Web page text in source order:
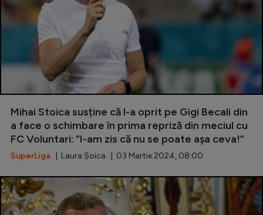
Mihai Stoica susține că l-a oprit pe Gigi Becali din
a face o schimbare în prima repriză din meciul cu
FC Voluntari: ”I-am zis că nu se poate așa ceva!”
SuperLiga | Laura Șoica | 03 Martie 2024, 08:00